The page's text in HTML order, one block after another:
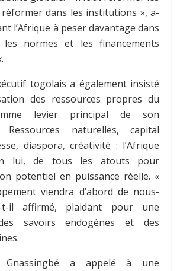
dans les institutions », a-
l’Afrique à peser davantage dans
les normes et les financements
togolais a également insisté
des ressources propres du
levier principal de son
Ressources naturelles, capital
diaspora, créativité : l’Afrique
lui, de tous les atouts pour
potentiel en puissance réelle. «
viendra d’abord de nous-
t-il affirmé, plaidant pour une
savoirs endogènes et des
Gnassingbé a appelé à une